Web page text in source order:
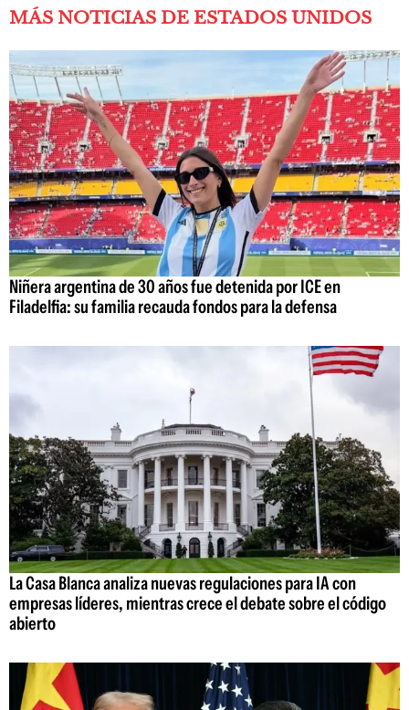
MÁS NOTICIAS DE ESTADOS UNIDOS
Niñera argentina de 30 años fue detenida por ICE en
Filadelfia: su familia recauda fondos para la defensa
La Casa Blanca analiza nuevas regulaciones para IA con
empresas líderes, mientras crece el debate sobre el código
abierto